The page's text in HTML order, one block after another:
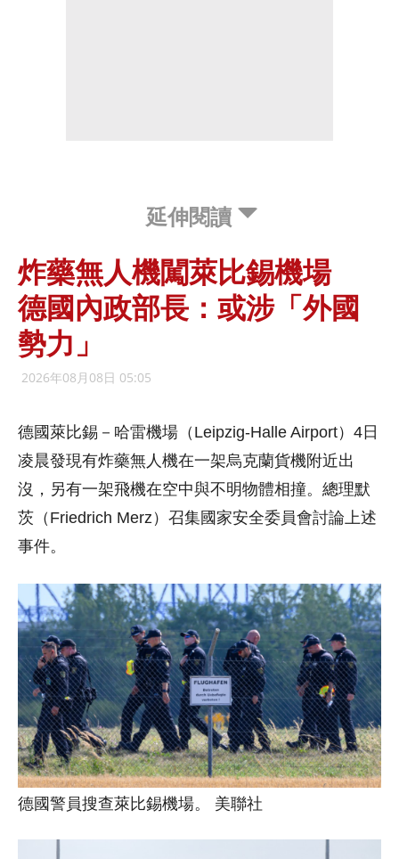
延伸閱讀
炸藥無人機闖萊比錫機場
德國內政部長：或涉「外國
勢力」
2026年08月08日 05:05
德國萊比錫－哈雷機場（Leipzig-Halle Airport）4日
凌晨發現有炸藥無人機在一架烏克蘭貨機附近出
沒，另有一架飛機在空中與不明物體相撞。總理默
茨（Friedrich Merz）召集國家安全委員會討論上述
事件。
德國警員搜查萊比錫機場。 美聯社